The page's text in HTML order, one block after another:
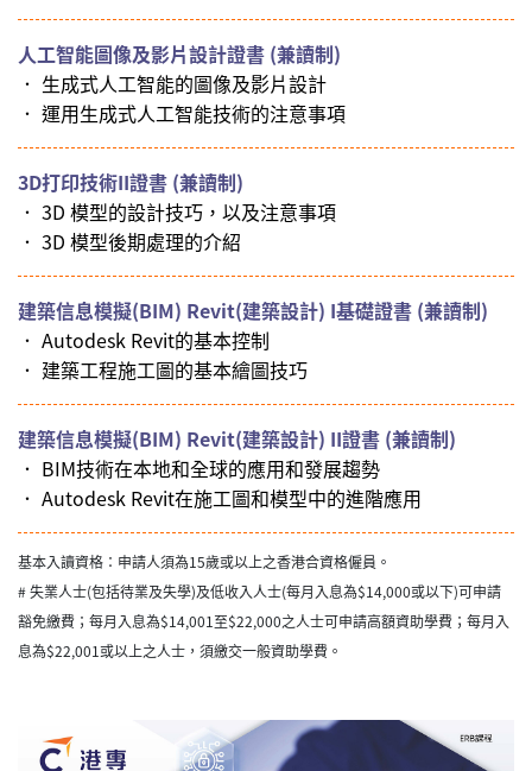
人工智能圖像及影片設計證書 (兼讀制)
． 生成式人工智能的圖像及影片設計
． 運用生成式人工智能技術的注意事項
3D打印技術II證書 (兼讀制)
． 3D 模型的設計技巧，以及注意事項
． 3D 模型後期處理的介紹
建築信息模擬(BIM) Revit(建築設計) I基礎證書 (兼讀制)
． Autodesk Revit的基本控制
． 建築工程施工圖的基本繪圖技巧
建築信息模擬(BIM) Revit(建築設計) II證書 (兼讀制)
． BIM技術在本地和全球的應用和發展趨勢
． Autodesk Revit在施工圖和模型中的進階應用
基本入讀資格：申請人須為15歲或以上之香港合資格僱員。
# 失業人士(包括待業及失學)及低收入人士(每月入息為$14,000或以下)可申請
豁免繳費；每月入息為$14,001至$22,000之人士可申請高額資助學費；每月入
息為$22,001或以上之人士，須繳交一般資助學費。